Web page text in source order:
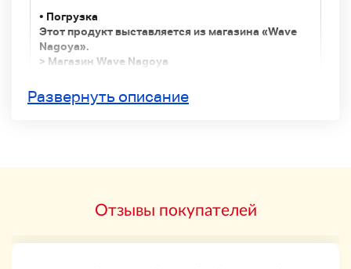
• Погрузка
Этот продукт выставляется из магазина «Wave
Nagoya».
> Магазин Wave Nagoya
Название продукта
Дайва MM Jig Tackle Дом Nabra Cri и т. Д. Всего 44
Развернуть описание
Отзывы покупателей